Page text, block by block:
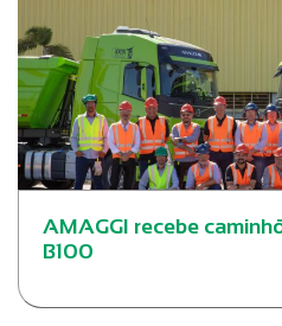
AMAGGI recebe
B100